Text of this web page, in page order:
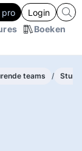
Boeken
pro Login
teams /